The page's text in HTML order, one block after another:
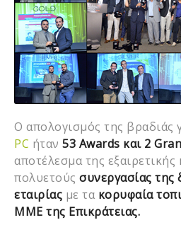
Ο απολογισμός της βραδιάς
PC ήταν 53 Awards και 2
αποτέλεσμα της εξαιρετικής
πολυετούς συνεργασίας της
εταιρίας με τα κορυφαία
ΜΜΕ της Επικράτειας.